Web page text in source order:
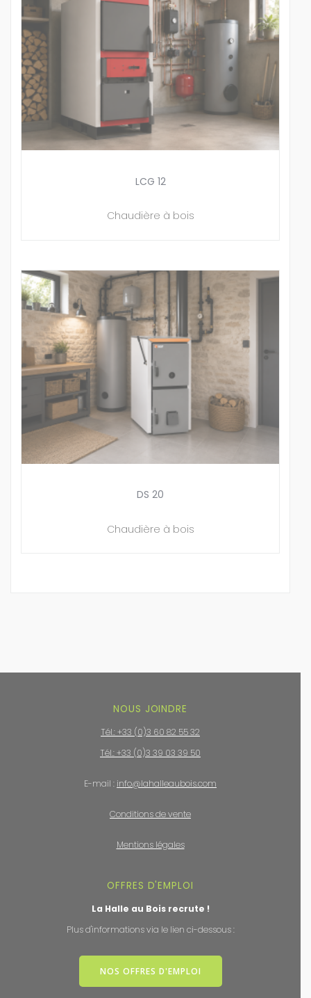
LCG 12
Chaudière à bois
DS 20
Chaudière à bois
NOUS JOINDRE
Tél.: +33 (0)3 60 82 55 32
Tél.: +33 (0)3 39 03 39 50
E-mail : info@lahalleaubois.com
Conditions de vente
Mentions légales
OFFRES D'EMPLOI
La Halle au Bois recrute !
Plus d'informations via le lien ci-dessous :
NOS OFFRES D'EMPLOI